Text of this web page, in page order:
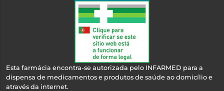
Esta farmácia encontra-se autorizada pelo INFARMED para a
dispensa de medicamentos e produtos de saúde ao domicílio e
através da internet.